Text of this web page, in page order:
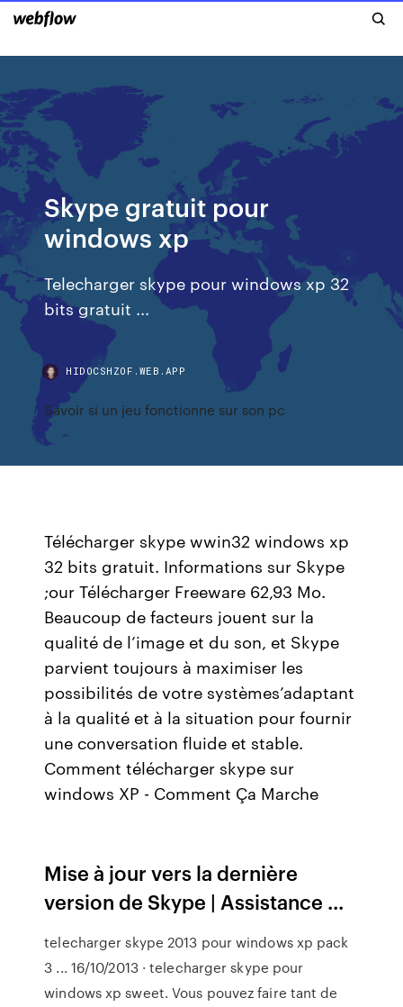
Skype gratuit pour
windows xp
Telecharger skype pour windows xp 32
bits gratuit ...
HIDOCSHZOF.WEB.APP
Savoir si un jeu fonctionne sur son pc
Télécharger skype wwin32 windows xp
32 bits gratuit. Informations sur Skype
;our Télécharger Freeware 62,93 Mo.
Beaucoup de facteurs jouent sur la
qualité de l’image et du son, et Skype
parvient toujours à maximiser les
possibilités de votre systèmes’adaptant
à la qualité et à la situation pour fournir
une conversation fluide et stable.
Comment télécharger skype sur
windows XP - Comment Ça Marche
Mise à jour vers la dernière
version de Skype | Assistance ...
telecharger skype 2013 pour windows xp pack
3 ... 16/10/2013 · telecharger skype pour
windows xp sweet. Vous pouvez faire tant de